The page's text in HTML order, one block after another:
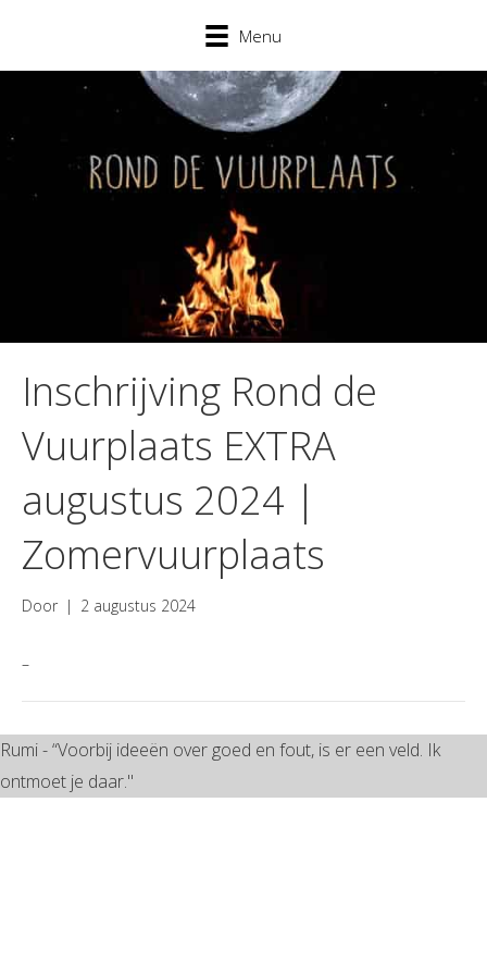
Menu
Inschrijving Rond de
Vuurplaats EXTRA
augustus 2024 |
Zomervuurplaats
Door | 2 augustus 2024
–
Rumi - “Voorbij ideeën over goed en fout, is er een veld. Ik
ontmoet je daar."